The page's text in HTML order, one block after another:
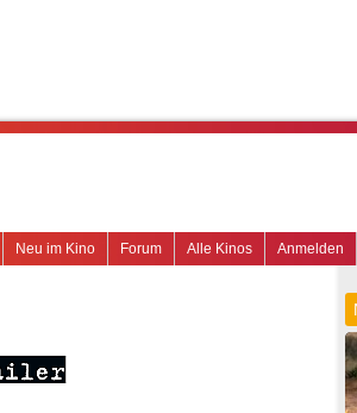
Anmelden
Alle Kinos
Forum
Neu im Kino